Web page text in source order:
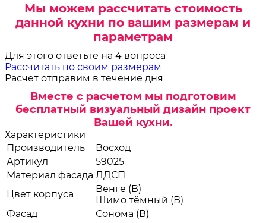
Мы можем рассчитать стоимость
данной кухни по вашим размерам и
параметрам
Для этого ответьте на 4 вопроса
Рассчитать по своим размерам
Расчет отправим в течение дня
Вместе с расчетом мы подготовим
бесплатный визуальный дизайн проект
Вашей кухни.
Характеристики
Производитель
Восход
Артикул
59025
Материал фасада ЛДСП
Цвет корпуса
Венге (В)
Шимо тёмный (В)
Фасад
Сонома (В)